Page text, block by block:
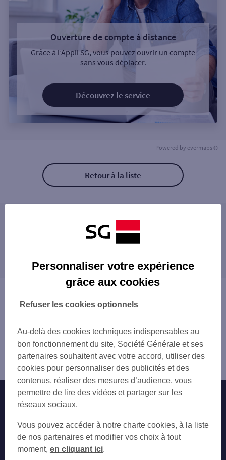
Ouverture de compte à distance
Grâce à l’Appli SG, vous pouvez ouvrir un compte
sans vous déplacer.
Découvrez le service
Powered by evermaps ©
Retour à la liste
Les distributeurs/automates à proximité
PITHIVIERS 3 FBG D ORLEANS
LE MALESHERBOIS 1 RUE DE LA REPUBLI
ANGERVILLE 2 PL TESSIER
proximité
Vous êtes ici : Accueil
Trouver une agence bancaire
Loiret
Pithiviers
Distributeur/automate PITHIVIERS 33 RUE AMIRAL
GOURDON
Nos engagements Nous contacter
Autres sites SG
Professionnels
Entreprises
Personnaliser votre expérience
grâce aux cookies
Au-delà des cookies techniques indispensables au
bon fonctionnement du site, Société Générale et ses
partenaires souhaitent avec votre accord, utiliser des
cookies pour personnaliser des publicités et des
contenus, réaliser des mesures d’audience, vous
permettre de lire des vidéos et partager sur les
réseaux sociaux.
Vous pouvez accéder à notre charte cookies, à la liste
de nos partenaires et modifier vos choix à tout
moment, en cliquant ici.
Refuser les cookies optionnels